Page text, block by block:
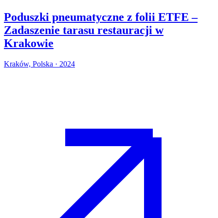
Poduszki pneumatyczne z folii ETFE –
Zadaszenie tarasu restauracji w
Krakowie
Kraków, Polska · 2024